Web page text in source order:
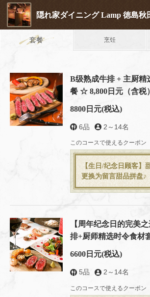
隠れ家ダイニング Lamp 徳島秋
套餐 烹饪
B级熟成牛排 + 主厨精
餐 ☆ 8,800日元（含税
8800日元(税込)
6品 2～14名
このコースで使えるクーポン
【生日/纪念日顾客】
更换为留言甜品拼盘♪
【周年纪念日的完美
排+厨师精选时令食材
道菜，售价6600日元（
6600日元(税込)
5品 2～14名
このコースで使えるクーポン